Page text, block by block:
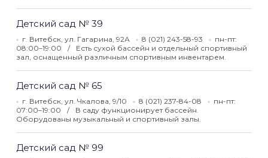
Детский сад № 39
г. Витебск, ул. Гагарина, 92А 8 (021) 243-58-93
пн-пт:
08:00–19:00
Есть сухой бассейн и отдельный спортивный
зал, оснащенный различным спортивным инвентарем.
Детский сад № 65
г. Витебск, ул. Чкалова, 9/10 8 (021) 237-84-08
пн-пт:
07:00–19:00
В саду функционирует бассейн.
Оборудованы музыкальный и спортивный залы.
Детский сад № 99